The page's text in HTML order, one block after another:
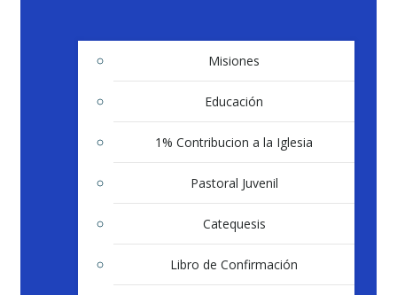
Misiones
Educación
1% Contribucion a la Iglesia
Pastoral Juvenil
Catequesis
Libro de Confirmación